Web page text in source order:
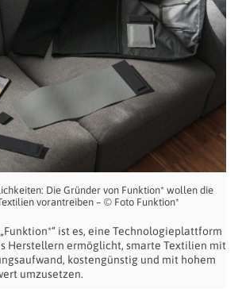
Die Gründer von Funktion* wollen die
vorantreiben – © Foto Funktion*
ist es, eine Technologieplattform
Herstellern ermöglicht, smarte Textilien mit
kostengünstig und mit hohem
umzusetzen.